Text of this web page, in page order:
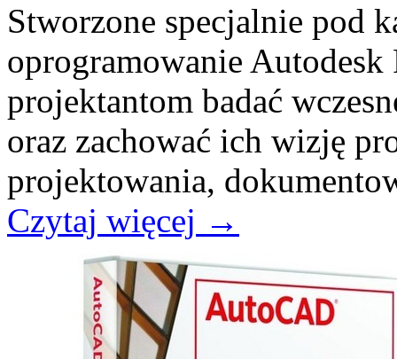
Stworzone specjalnie pod
oprogramowanie
projektantom badać
oraz zachować ich wizję
projektowania,
Czytaj więcej →